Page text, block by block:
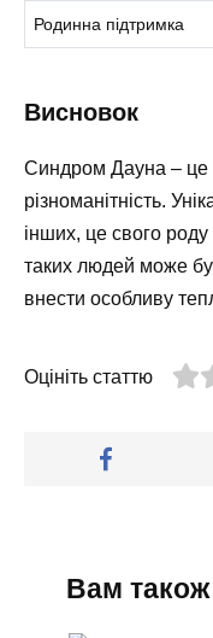
Родинна підтримка
Висновок
Синдром Дауна – це
різноманітність.
інших, це свого
таких людей може
внести особливу
Оцініть статтю
Вам